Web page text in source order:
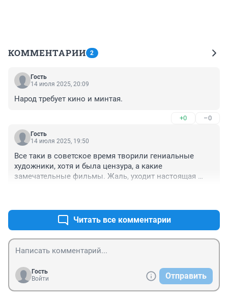
КОММЕНТАРИИ 2
Гость
14 июля 2025, 20:09
Народ требует кино и минтая.
+0 –0
Гость
14 июля 2025, 19:50
Все таки в советское время творили гениальные
художники, хотя и была цензура, а какие
замечательные фильмы. Жаль, уходит настоящая
Читать все комментарии
Гость
Войти
Отправить